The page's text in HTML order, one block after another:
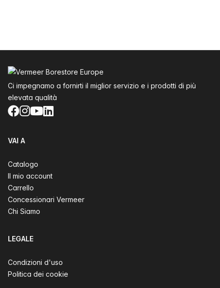
Ci impegnamo a fornirti il miglior servizio e i prodotti di più
elevata qualità
Facebook
Instagram
YouTube
LinkedIn
VAI A
Catalogo
Il mio account
Carrello
Concessionari Vermeer
Chi Siamo
LEGALE
Condizioni d'uso
Politica dei cookie